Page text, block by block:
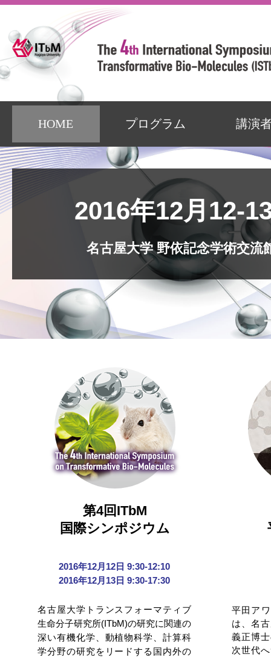
HOME プログラム 講演
2016年12月12-
名古屋大学 野依記念学術交流
平田ア
は、名
義正博
次世代
第4回ITbM
国際シンポジウム
2016年12月12日 9:30-12:10
2016年12月13日 9:30-17:30
名古屋大学トランスフォーマティブ
生命分子研究所(ITbM)の研究に関連の
深い有機化学、動植物科学、計算科
学分野の研究をリードする国内外の